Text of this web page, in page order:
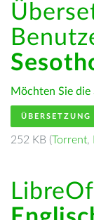
Möchten Sie die
ÜBERSETZUNG
252 KB (Torrent,